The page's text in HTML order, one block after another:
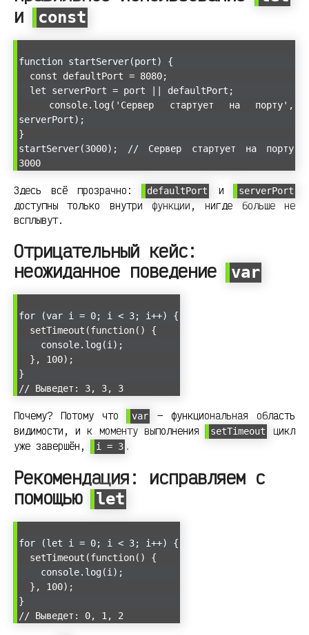
и const
function startServer(port) {
const defaultPort = 8080;
let serverPort = port || defaultPort;
console.log('Сервер стартует на порту',
serverPort);
}
startServer(3000); // Сервер стартует на порту
3000
Здесь всё прозрачно: defaultPort и serverPort
доступны только внутри функции, нигде больше не
всплывут.
Отрицательный кейс:
неожиданное поведение
var
for (var i = 0; i < 3; i++) {
setTimeout(function() {
console.log(i);
}, 100);
}
// Выведет: 3, 3, 3
Почему? Потому что var
— функциональная область
видимости, и к моменту выполнения
setTimeout
цикл
уже завершён,
i = 3 .
Рекомендация: исправляем с
помощью
let
for (let i = 0; i < 3; i++) {
setTimeout(function() {
console.log(i);
}, 100);
}
// Выведет: 0, 1, 2